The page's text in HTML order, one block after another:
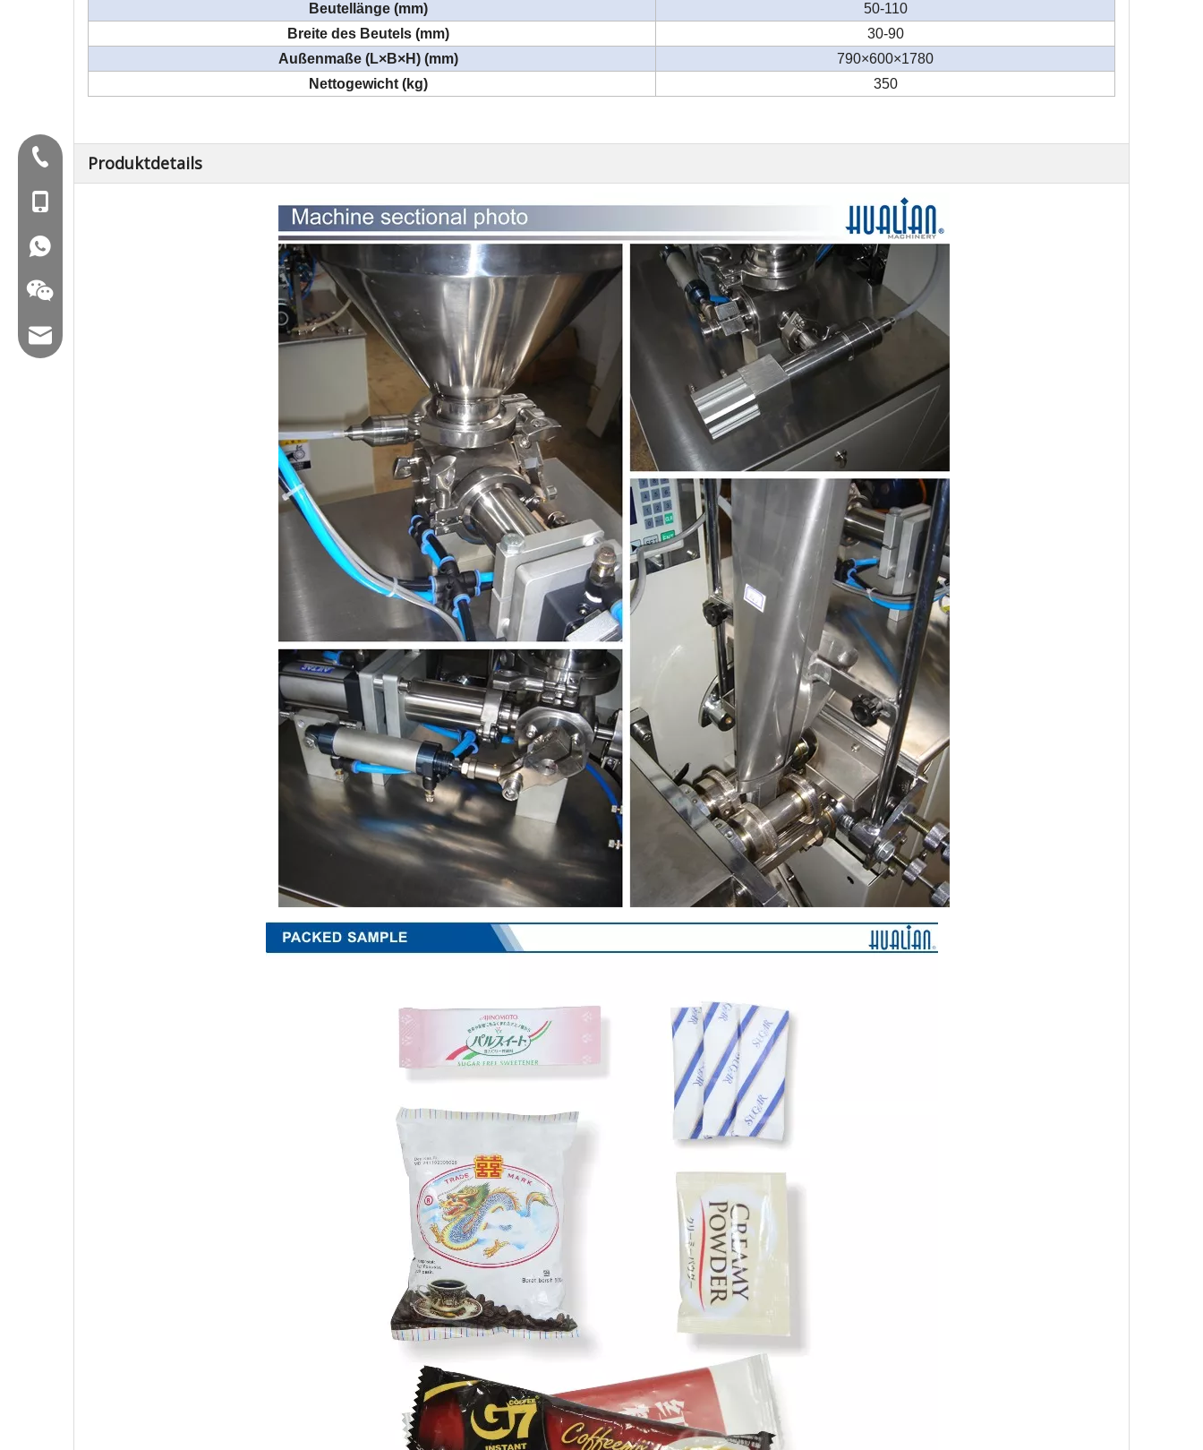
Beutellänge (mm)
50-110
Breite des Beutels (mm)
30-90
Außenmaße (L×B×H) (mm)
790×600×1780
Nettogewicht (kg)
350
Produktdetails
Tel:+86-577-88627766